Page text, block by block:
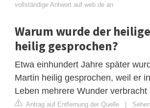
vollständige Antwort auf web.de an
Warum wurde der
heilig gesprochen?
Etwa einhundert Jahre später
Martin heilig gesprochen, weil er
Leben mehrere Wunder verbracht
Antrag auf Entfernung der Quelle |